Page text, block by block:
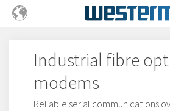
Industrial fibre
modems
Reliable serial communications